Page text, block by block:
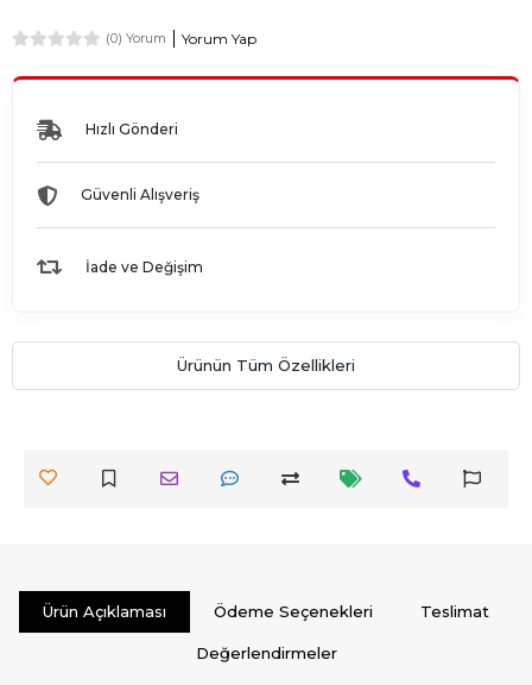
(0) Yorum Yorum Yap
Hızlı Gönderi
Güvenli Alışveriş
İade ve Değişim
Ürünün Tüm Özellikleri
Ürün Açıklaması Ödeme Seçenekleri Teslimat
Değerlendirmeler